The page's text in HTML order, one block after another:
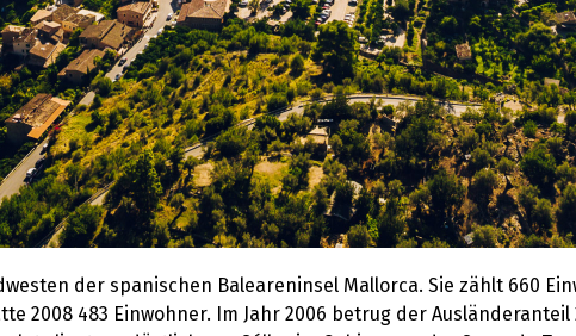
der spanischen Baleareninsel Mallorca. Sie zählt 660
2008 483 Einwohner. Im Jahr 2006 betrug der Ausländeranteil